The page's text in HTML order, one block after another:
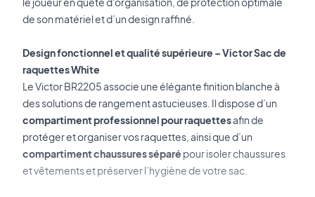
de son matériel et d’un design raffiné.
Design fonctionnel et qualité supérieure – Victor Sac de
raquettes White
Le Victor BR2205 associe une élégante finition blanche à
des solutions de rangement astucieuses. Il dispose d’un
compartiment professionnel pour raquettesafin de
protéger et organiser vos raquettes, ainsi que d’un
compartiment chaussures séparé pour isoler chaussures
et vêtements et préserver l’hygiène de votre sac.